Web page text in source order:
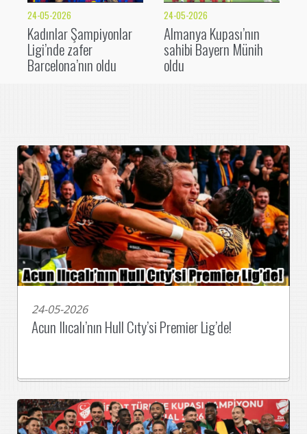
24-05-2026
Kadınlar Şampiyonlar
Ligi’nde zafer
Barcelona’nın oldu
24-05-2026
Almanya Kupası’nın
sahibi Bayern Münih
oldu
24-05-2026
Acun Ilıcalı’nın Hull Cıty’si Premier Lig’de!